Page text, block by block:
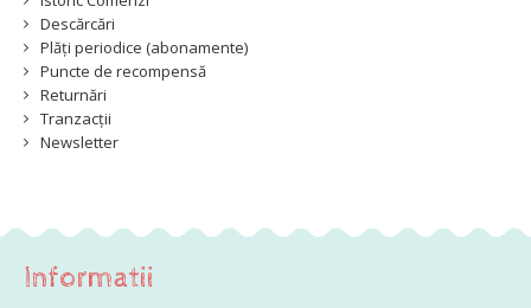
Descărcări
Plăți periodice (abonamente)
Puncte de recompensă
Returnări
Tranzacții
Newsletter
Informatii